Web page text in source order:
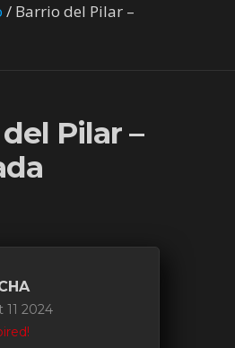
/ Barrio del Pilar –
Pilar –
11 2024